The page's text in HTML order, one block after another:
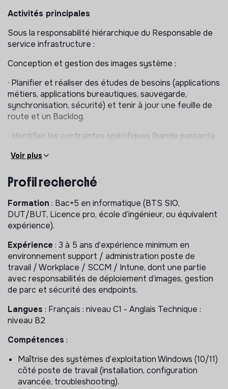
Activités principales
Sous la responsabilité hiérarchique du Responsable de
service infrastructure :
Conception et gestion des images système :
· Planifier et réaliser des études de besoins (applications
métiers, applications bureautiques, sauvegarde,
synchronisation, sécurité) et tenir à jour une feuille de
route et un Backlog.
· Identifier les contraintes spécifiques (bande passante,
(siège, terrain, nomades) de postes de travail et leur
socle applicatif de base (OS, drivers, outils communs,
sécurité).
· Coordonner les phases de validation par les
responsables des systèmes applicatifs, les éditeurs de
logiciels et les utilisateurs.
· Planifier, réaliser et documenter régulièrement les
mises à jour des images (patchs, nouvelles versions
d’applications, évolutions Microsoft, durcissements).
documentation à destination des équipes ICT siège et
terrain.
Administration de l’outillage d’imaging et de déploiement
· Implémenter et administrer la plateforme de
déploiement (MDT / Autopilot / autre, selon l’outillage
Voir plus
Profil recherché
Formation : Bac+5 en informatique (BTS SIO,
DUT/BUT, Licence pro, école d’ingénieur, ou équivalent
expérience).
Expérience : 3 à 5 ans d’expérience minimum en
environnement support / administration poste de
travail / Workplace / SCCM / Intune, dont une partie
avec responsabilités de déploiement d’images, gestion
de parc et sécurité des endpoints.
Langues : Français : niveau C1 - Anglais Technique :
niveau B2
Compétences :
Maîtrise des systèmes d’exploitation Windows (10/11)
côté poste de travail (installation, configuration
avancée, troubleshooting).